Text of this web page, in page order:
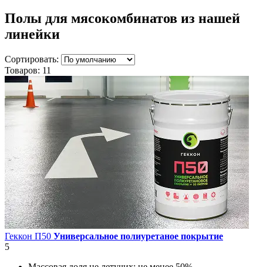
Полы для мясокомбинатов из нашей
линейки
Сортировать:
Товаров: 11
Геккон П50 Универсальное полиуретаное покрытие
5